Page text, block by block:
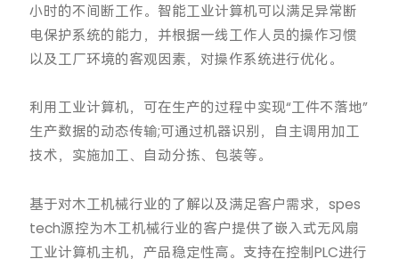
小时的不间断工作。智能工业计算机可以满足异常断
电保护系统的能力，并根据一线工作人员的操作习惯
以及工厂环境的客观因素，对操作系统进行优化。
利用工业计算机，可在生产的过程中实现“工件不落地”
生产数据的动态传输;可通过机器识别，自主调用加工
技术，实施加工、自动分拣、包装等。
基于对木工机械行业的了解以及满足客户需求，spes
tech源控为木工机械行业的客户提供了嵌入式无风扇
工业计算机主机，产品稳定性高。支持在控制PLC进行